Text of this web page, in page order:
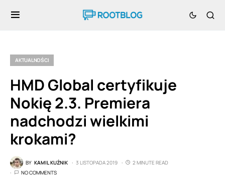
AKTUALNOŚCI
HMD Global certyfikuje
Nokię 2.3. Premiera
nadchodzi wielkimi
krokami?
BY KAMIL KUŹNIK 3 LISTOPADA 2019
2 MINUTE READ
NO COMMENTS